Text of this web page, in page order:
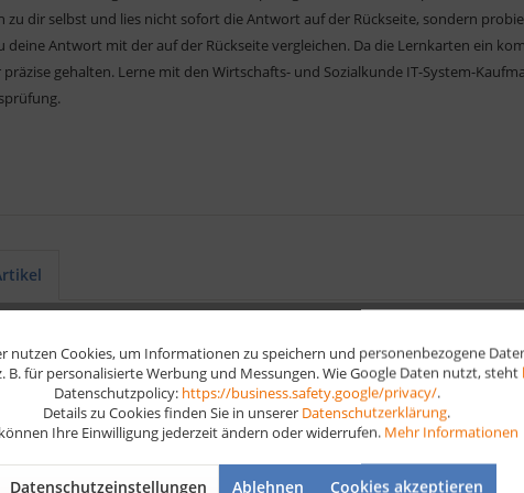
zu dir selbst und lies nicht sofort die Antwort auf der Rückseite, sondern
deine Antwort mit der auf der Rückseite vergleichen. Da die Lernkarten ein
präzise gehalten. Lerne mit den Wirtschafts- und Sozialkunde IT-System-
nutzen Cookies, um Informationen zu speichern und personenbezogene
B. für personalisierte Werbung und Messungen. Wie Google Daten nutzt, steht
Datenschutzpolicy: https://business.safety.google/privacy/.
Details zu Cookies finden Sie in unserer Datenschutzerklärung.
Ihre Einwilligung jederzeit ändern oder widerrufen. Mehr Informationen
Datenschutzeinstellungen Ablehnen Cookies akzeptieren